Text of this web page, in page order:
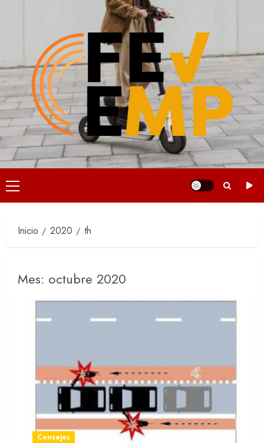
Menú
principal
Inicio 2020 th
Mes: octubre 2020
Consejos